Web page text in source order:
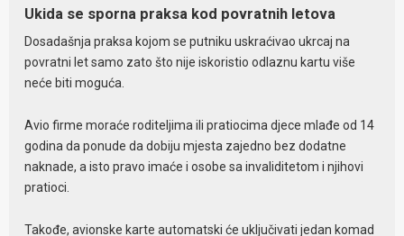
Ukida se sporna praksa kod povratnih letova
Dosadašnja praksa kojom se putniku uskraćivao ukrcaj na
povratni let samo zato što nije iskoristio odlaznu kartu više
neće biti moguća.
Avio firme moraće roditeljima ili pratiocima djece mlađe od 14
godina da ponude da dobiju mjesta zajedno bez dodatne
naknade, a isto pravo imaće i osobe sa invaliditetom i njihovi
pratioci.
Takođe, avionske karte automatski će uključivati jedan komad